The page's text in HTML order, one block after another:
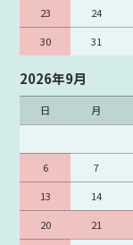
23
24
30
31
2026年9月
日 月
6
7
13
14
20
21